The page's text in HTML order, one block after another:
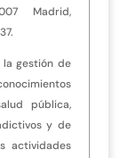
Madrid,
gestión de
pública,
y de
actividades